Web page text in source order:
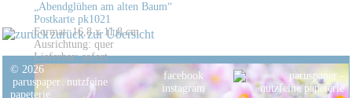
„Abendglühen am alten Baum“
Postkarte pk1021
Format: 16,8 x 11,8 cm
Ausrichtung: quer
Lieferbar: sofort
zurück zur Übersicht
© 2026
paruspaper. nutzfeine
papeterie
facebook
instagram